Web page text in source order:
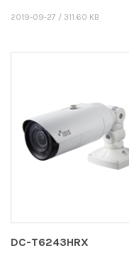
2019-09-27 / 311.60 KB
DC-T6243HRX